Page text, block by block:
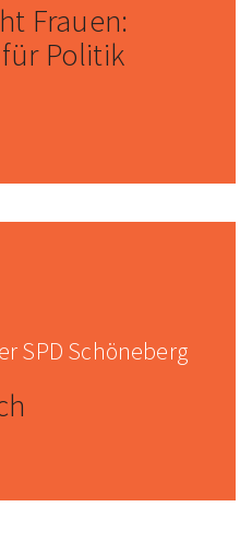
Frauen:
Politik
SPD Schöneberg